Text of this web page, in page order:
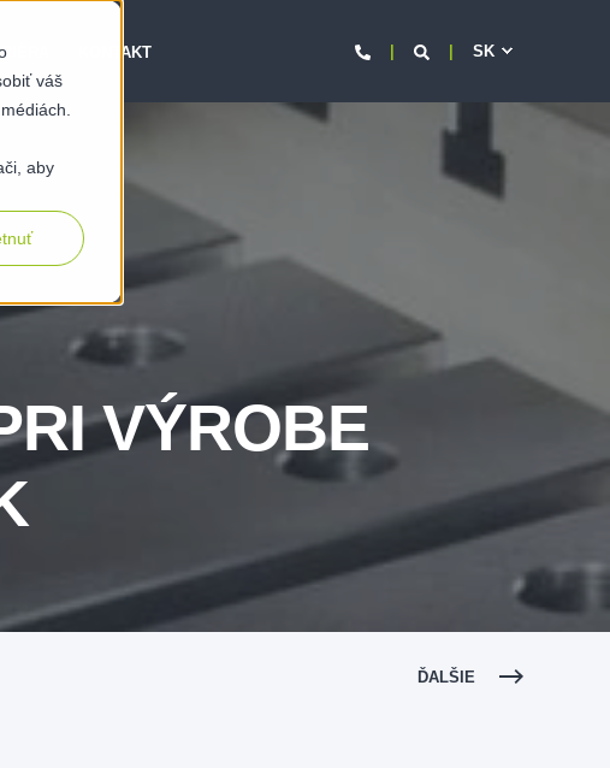
váš
aby
KONTAKT SK
VÝROBE
ĎALŠIE